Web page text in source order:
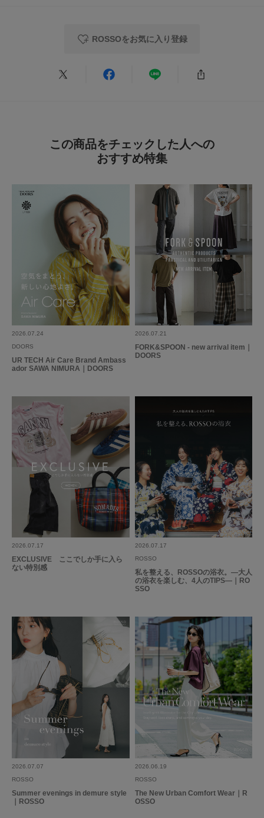
ちなみに、ブラウスの下は、肌に近い色のものであれば透けません。
2026.7.16
サイズ：Free
aka
年代: 40代 足のサイズ:23.5cm 性別:女性
身長: 156～160cm 体型:
シーン:プライベート,仕事 サイズ感
:ちょうど良い
使いやすさ:良い
色味もデザインもお気に入りです。
思っていたよりしっかりした生地で
参考になった 0 Like! 0
機能素材的生地
色：SAX サイズ：Free
セナ
足のサイズ: 23cm 年代: 50代 性別:
女性
161～165cm 体型:
ふつう
使いやすさ:やや良い
速乾、UVカット、イージーケアの機能素材というだけって、洗濯してもシ
暑い季節にはいいのではないでしょうか。
参考になった Like!
2026.6.30
デザインがかわいい
/ サイズ：Free
ゼロわん
ROSSOをお気に入り登録
この商品をチェックした人への
おすすめ特集
2026.07.24
DOORS
UR TECH Air Care Brand Ambass
ador SAWA NIMURA｜DOORS
2026.07.21
FORK&SPOON - new arrival item｜
DOORS
2026.07.17
EXCLUSIVE ここでしか手に入ら
ない特別感
2026.07.17
ROSSO
私を整える、ROSSOの浴衣。―大人
の浴衣を楽しむ、4人のTIPS―｜RO
SSO
2026.07.07
ROSSO
Summer evenings in demure style
｜ROSSO
2026.06.19
ROSSO
The New Urban Comfort Wear｜R
OSSO